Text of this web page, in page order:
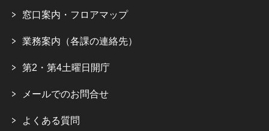
窓口案内・フロアマップ
業務案内（各課の連絡先）
第2・第4土曜日開庁
メールでのお問合せ
よくある質問